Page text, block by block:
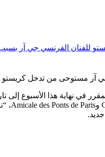
آر مستوحى من تدخل كريستو